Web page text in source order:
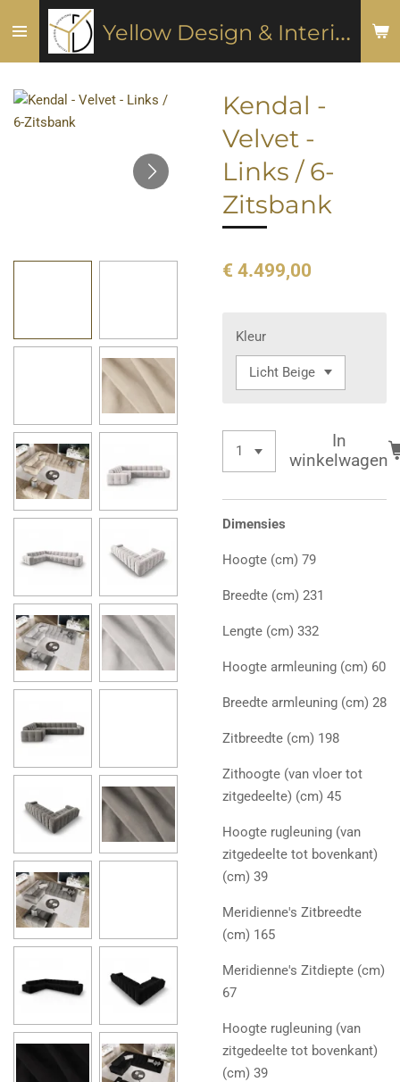
direct
naar
de
hoofdinhoud
Y
ellow Design & Interiors
Kendal -
Velvet -
Links / 6-
Zitsbank
€ 4.499,00
Kleur
In
winkelwagen
Dimensies
Hoogte (cm) 79
Breedte (cm) 231
Lengte (cm) 332
Hoogte armleuning (cm) 60
Breedte armleuning (cm) 28
Zitbreedte (cm) 198
Zithoogte (van vloer tot
zitgedeelte) (cm) 45
Hoogte rugleuning (van
zitgedeelte tot bovenkant)
(cm) 39
Meridienne's Zitbreedte
(cm) 165
Meridienne's Zitdiepte (cm)
67
Hoogte rugleuning (van
zitgedeelte tot bovenkant)
(cm) 39